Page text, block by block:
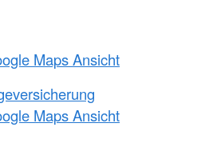
Maps Ansicht
Maps Ansicht